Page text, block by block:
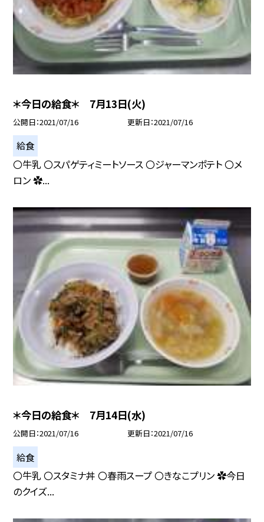
＊今日の給食＊ 7月13日(火)
公開日 2021/07/16 更新日 2021/07/16
給食
〇牛乳 〇スパゲティミートソース 〇ジャーマンポテト 〇メ
ロン ✿...
＊今日の給食＊ 7月14日(水)
公開日 2021/07/16 更新日 2021/07/16
給食
〇牛乳 〇スタミナ丼 〇春雨スープ 〇きなこプリン ✿今日
のクイズ...